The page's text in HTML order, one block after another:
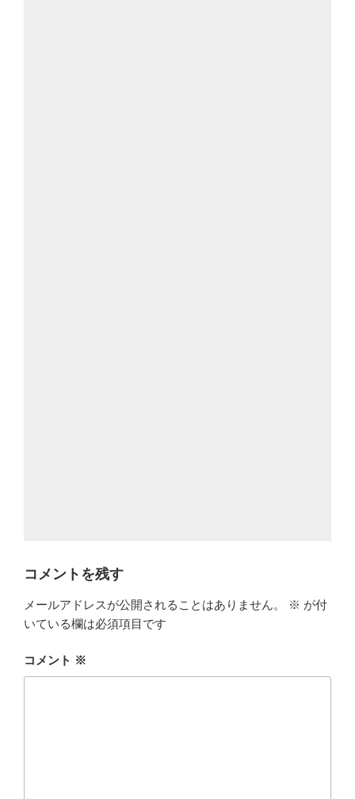
コメントを残す
メールアドレスが公開されることはありません。 ※ が付
いている欄は必須項目です
コメント ※